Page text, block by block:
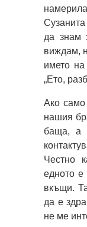
да знам
виждам,
името
„Ето,
Ако само
нашия
баща, а
Честно
едното е
вкъщи.
да е
не ме